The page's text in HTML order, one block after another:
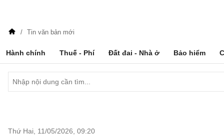
Tin văn bản mới
Hành chính Thuế - Phí Đất đai - Nhà ở Bảo hiểm
Thứ Hai, 11/05/2026 09:20